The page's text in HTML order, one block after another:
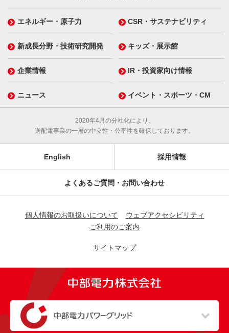
エネルギー・原子力 CSR・サステナビリティ
新成長分野・技術研究開発 キッズ・展示館
企業情報 IR・投資家向け情報
ニュース イベント・スポーツ・CM
2020年4月の分社化により、
送配電事業の一層の中立性・公平性を確保しております。
English 採用情報
よくあるご質問・お問い合わせ
個人情報のお取扱いについて
ウェブアクセシビリティ
ご利用のご案内
サイトマップ
（新しいウィンドウを開きます）